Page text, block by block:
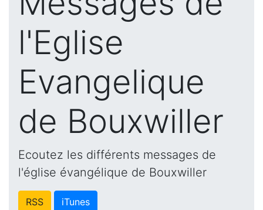
l'Eglise
Evangelique
de Bouxwiller
Ecoutez les différents messages de
l'église évangélique de Bouxwiller
RSS iTunes